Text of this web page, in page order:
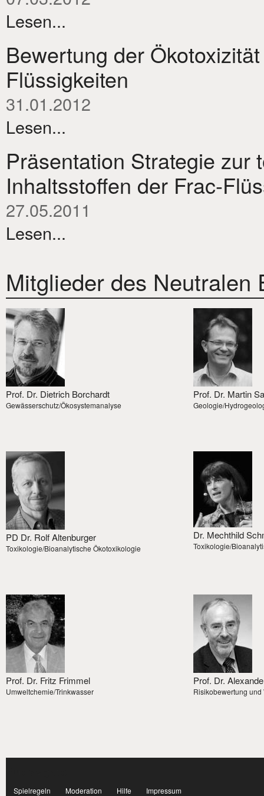
Lesen...
Bewertung der
Flüssigkeiten
31.01.2012
Lesen...
Präsentation Strategie zur
Inhaltsstoffen der Frac-
27.05.2011
Lesen...
Mitglieder des Neutralen
Prof. Dr. Dietrich Borchardt
Gewässerschutz/Ökosystemanalyse
Prof. Dr. Martin
Geologie/
PD Dr. Rolf Altenburger
Toxikologie/Bioanalytische Ökotoxikologie
Dr. Mechthild
Toxikologie/
Prof. Dr. Fritz Frimmel
Umweltchemie/Trinkwasser
Prof. Dr.
Risikobewertung und
Spielregeln Moderation Hilfe Impressum